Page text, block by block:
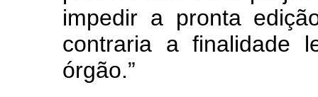
impedir a pronta
contraria a finalidade
órgão.”